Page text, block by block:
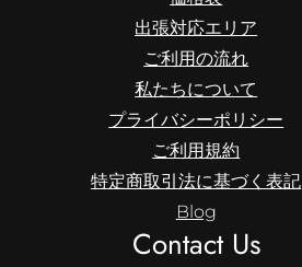
出張対応エリア
ご利用の流れ
私たちについて
プライバシーポリシー
ご利用規約
特定商取引法に基づく表記
Blog
Contact Us